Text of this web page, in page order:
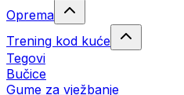
Oprema
Trening kod kuće
Tegovi
Bučice
Gume za vježbanje